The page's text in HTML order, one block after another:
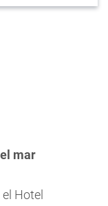
mar
Hotel